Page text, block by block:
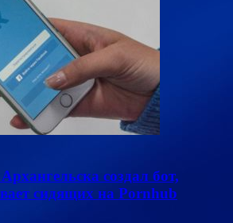
создал бот,
сидящих на Pornhub